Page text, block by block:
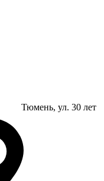
Тюмень, ул. 30 лет